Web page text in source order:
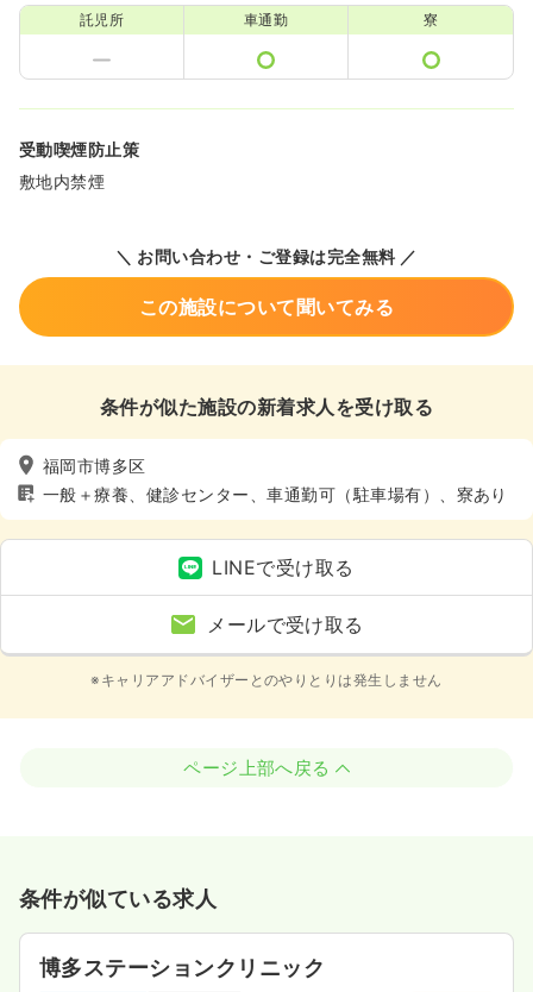
託児所 車通勤 寮
受動喫煙防止策
敷地内禁煙
＼ お問い合わせ・ご登録は完全無料 ／
この施設について聞いてみる
条件が似た施設の新着求人を受け取る
福岡市博多区
一般＋療養、健診センター、車通勤可（駐車場有）、寮あり
LINEで受け取る
メールで受け取る
※キャリアアドバイザーとのやりとりは発生しません
ページ上部へ戻る
条件が似ている求人
博多ステーションクリニック